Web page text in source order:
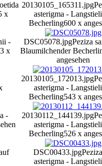
x
20130105_165311.jpg
asterigma -
Becherling600 x
-
x
DSC05078.jpgPeziza
Blaumilchender
angesehen
20130105_172013.jpg
asterigma -
Becherling543 x
-
20130112_144139.jpg
asterigma -
Becherling526 x
DSC00433.jpg
asterigma -